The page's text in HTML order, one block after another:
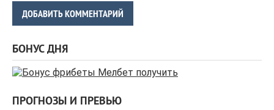
ДОБАВИТЬ КОММЕНТАРИЙ
БОНУС ДНЯ
ПРОГНОЗЫ И ПРЕВЬЮ